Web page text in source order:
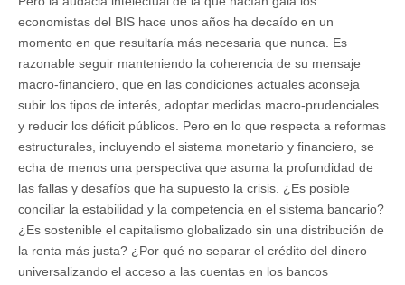
economistas del BIS hace unos años ha decaído en un
momento en que resultaría más necesaria que nunca. Es
razonable seguir manteniendo la coherencia de su mensaje
macro-financiero, que en las condiciones actuales aconseja
subir los tipos de interés, adoptar medidas macro-prudenciales
y reducir los déficit públicos. Pero en lo que respecta a reformas
estructurales, incluyendo el sistema monetario y financiero, se
echa de menos una perspectiva que asuma la profundidad de
las fallas y desafíos que ha supuesto la crisis. ¿Es posible
conciliar la estabilidad y la competencia en el sistema bancario?
¿Es sostenible el capitalismo globalizado sin una distribución de
la renta más justa? ¿Por qué no separar el crédito del dinero
universalizando el acceso a las cuentas en los bancos